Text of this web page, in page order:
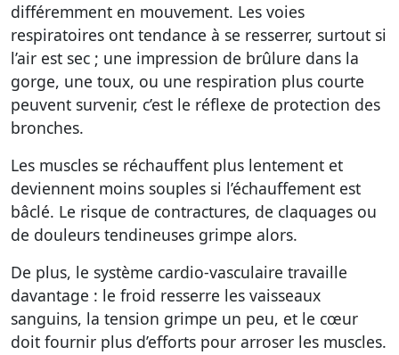
différemment en mouvement. Les voies
respiratoires ont tendance à se resserrer, surtout si
l’air est sec ; une impression de brûlure dans la
gorge, une toux, ou une respiration plus courte
peuvent survenir, c’est le réflexe de protection des
bronches.
Les muscles se réchauffent plus lentement et
deviennent moins souples si l’échauffement est
bâclé. Le risque de contractures, de claquages ou
de douleurs tendineuses grimpe alors.
De plus, le système cardio-vasculaire travaille
davantage : le froid resserre les vaisseaux
sanguins, la tension grimpe un peu, et le cœur
doit fournir plus d’efforts pour arroser les muscles.